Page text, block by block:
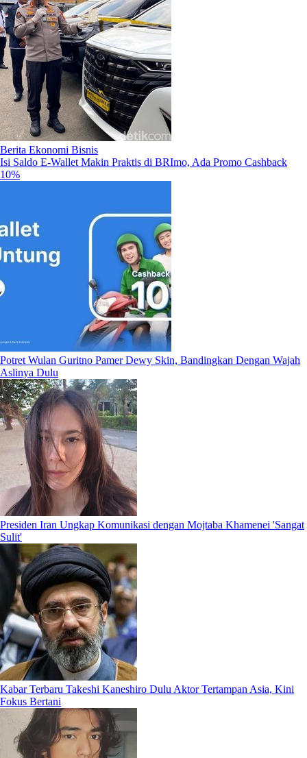
Berita Ekonomi Bisnis
Isi Saldo E-Wallet Makin Praktis di BRImo, Ada Promo Cashback
10%
Potret Wulan Guritno Pamer Dewy Skin, Bandingkan Dengan Wajah
Aslinya Dulu
Presiden Iran Ungkap Komunikasi dengan Mojtaba Khamenei 'Sangat
Sulit'
Kabar Terbaru Takeshi Kaneshiro Dulu Aktor Tertampan Asia, Kini
Fokus Bertani